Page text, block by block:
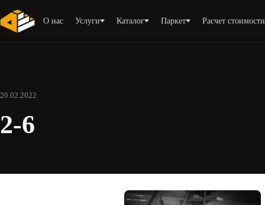
О нас Услуги Каталог Паркет Расчет стоимости
20.02.2022
2-6